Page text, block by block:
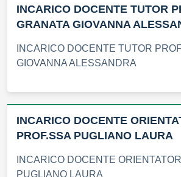
INCARICO DOCENTE TUTOR
GRANATA GIOVANNA
INCARICO DOCENTE TUTOR
GIOVANNA ALESSANDRA
INCARICO DOCENTE
PROF.SSA PUGLIANO LAURA
INCARICO DOCENTE
PUGLIANO LAURA